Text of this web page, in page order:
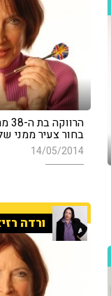
בחור צעיר ממני
14/05/2014
ורדה